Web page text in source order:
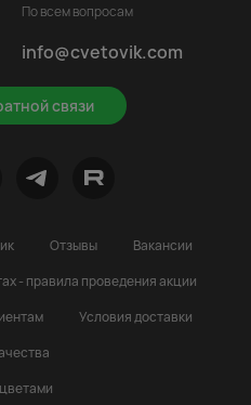
связи
По всем вопросам
info@cvetovik.com
Отзывы
Вакансии
- правила проведения акции
Условия доставки